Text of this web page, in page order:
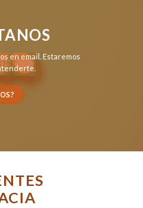
en email . Estaremos